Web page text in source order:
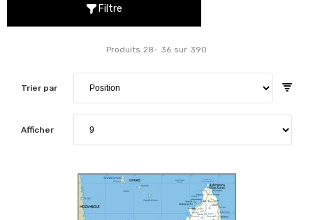
Filtre
Trier par
Produits 28- 36 sur 390
Afficher